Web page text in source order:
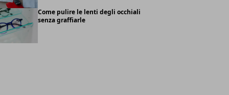
Come pulire le lenti degli occhiali
senza graffiarle